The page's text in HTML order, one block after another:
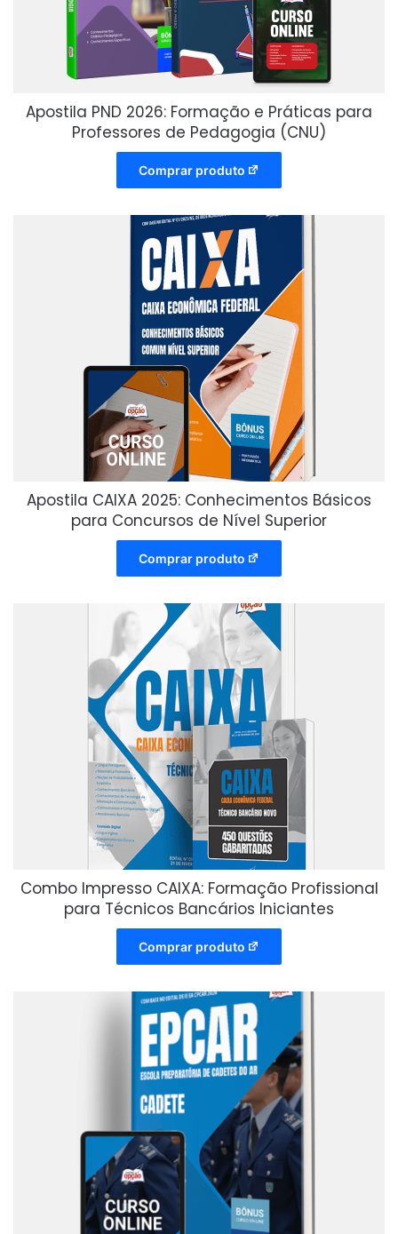
Apostila PND 2026: Formação e Práticas para
Professores de Pedagogia (CNU)
Comprar produto
Apostila CAIXA 2025: Conhecimentos Básicos
para Concursos de Nível Superior
Comprar produto
Combo Impresso CAIXA: Formação Profissional
para Técnicos Bancários Iniciantes
Comprar produto